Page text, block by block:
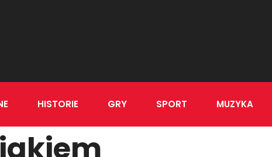
HISTORIE GRY SPORT MUZYKA